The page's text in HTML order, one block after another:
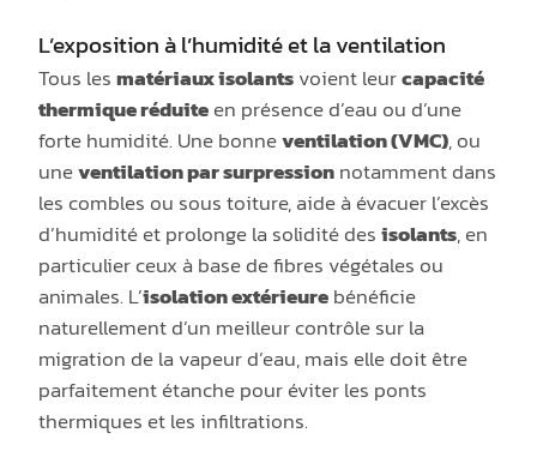
L’exposition à l’humidité et la ventilation
Tous lesmatériaux isolantsvoient leurcapacité
thermique réduiteen présence d’eau ou d’une
forte humidité. Une bonneventilation (VMC), ou
uneventilation par surpressionnotamment dans
les combles ou sous toiture, aide à évacuer l’excès
d’humidité et prolonge la solidité desisolants, en
particulier ceux à base de fibres végétales ou
animales. L’isolation extérieurebénéficie
naturellement d’un meilleur contrôle sur la
migration de la vapeur d’eau, mais elle doit être
parfaitement étanche pour éviter les ponts
thermiques et les infiltrations.